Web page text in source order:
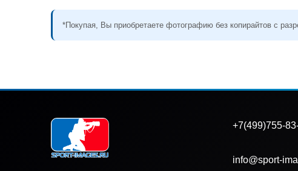
*Покупая, Вы приобретаете фотографию без копирайтов с
+7(499)755-
info@sport-